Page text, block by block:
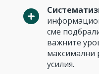
сме
важните
максимални
усилия.